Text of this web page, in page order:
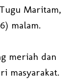
Maritam,
malam.
meriah dan
masyarakat.